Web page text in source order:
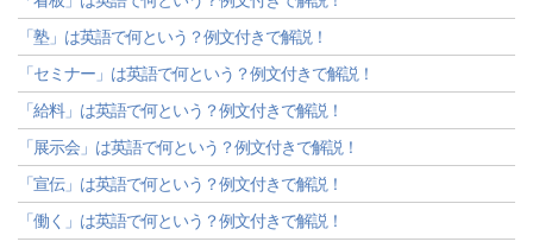
「塾」は英語で何という？例文付きで解説！
「セミナー」は英語で何という？例文付きで解説！
「給料」は英語で何という？例文付きで解説！
「展示会」は英語で何という？例文付きで解説！
「宣伝」は英語で何という？例文付きで解説！
「働く」は英語で何という？例文付きで解説！